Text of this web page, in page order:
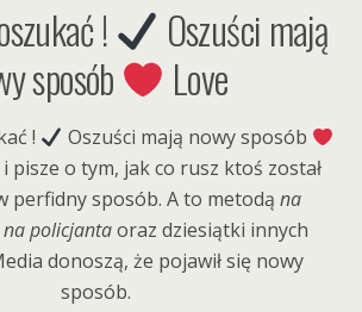
!
Oszuści mają
sposób
Love
!
Oszuści mają nowy sposób
pisze o tym, jak co rusz ktoś został
perfidny sposób. A to metodą na
na policjantaoraz dziesiątki innych
donoszą, że pojawił się nowy
sposób.